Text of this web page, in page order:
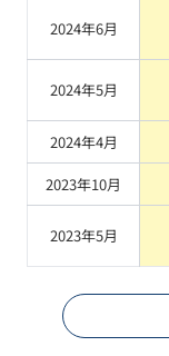
2024年6月
2024年5月
2024年4月
2023年10月
2023年5月